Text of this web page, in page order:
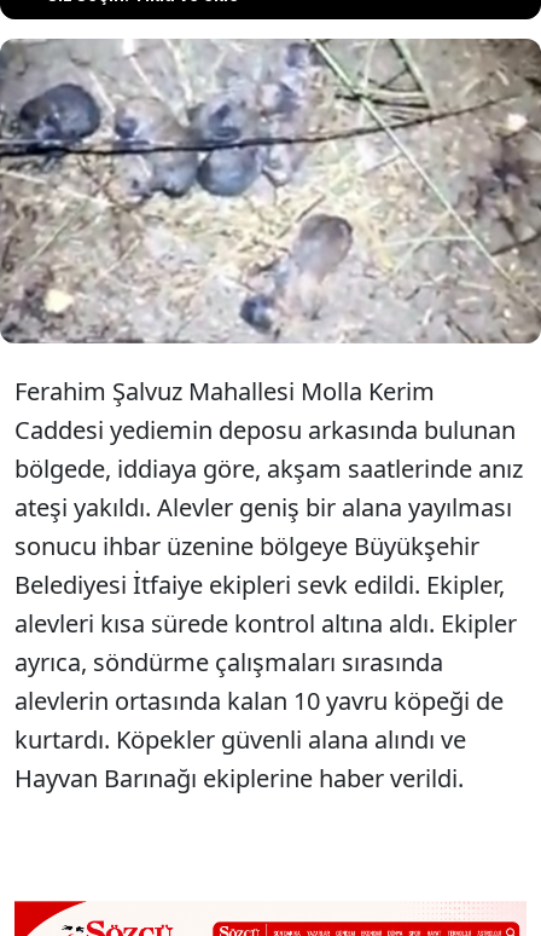
Mersin'in Tarsus ilçesinde çıkan anız
yangınında alevlerin ortasında kalan 10
yavru köpek, itfaiye ekipleri tarafından
kurtarıldı.
Ferahim Şalvuz Mahallesi Molla Kerim
Caddesi yediemin deposu arkasında bulunan
bölgede, iddiaya göre, akşam saatlerinde anız
ateşi yakıldı. Alevler geniş bir alana yayılması
sonucu ihbar üzenine bölgeye Büyükşehir
Belediyesi İtfaiye ekipleri sevk edildi. Ekipler,
alevleri kısa sürede kontrol altına aldı. Ekipler
ayrıca, söndürme çalışmaları sırasında
alevlerin ortasında kalan 10 yavru köpeği de
kurtardı. Köpekler güvenli alana alındı ve
Hayvan Barınağı ekiplerine haber verildi.